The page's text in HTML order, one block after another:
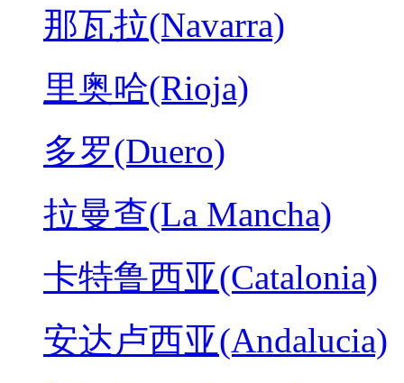
那瓦拉(Navarra)
里奥哈(Rioja)
多罗(Duero)
拉曼查(La Mancha)
卡特鲁西亚(Catalonia)
安达卢西亚(Andalucia)